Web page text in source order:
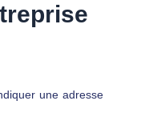
une adresse